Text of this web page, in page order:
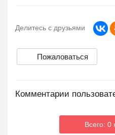
Делитесь с друзьями
Пожаловаться
Комментарии
Всего: 0